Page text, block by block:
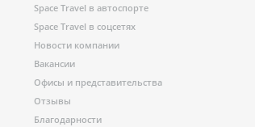
Space Travel в автоспорте
Space Travel в соцсетях
Новости компании
Вакансии
Офисы и представительства
Отзывы
Благодарности